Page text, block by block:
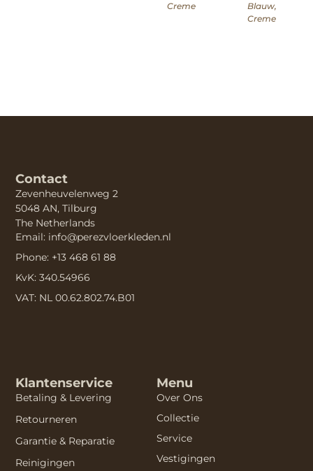
Creme Blauw,
Creme
Menu
Over Ons
Collectie
Service
Vestigingen
Klantenservice
Betaling & Levering
Retourneren
Garantie & Reparatie
Reinigingen
Contact
Zevenheuvelenweg 2
5048 AN, Tilburg
The Netherlands
Email: info@perezvloerkleden.nl
Phone: +13 468 61 88
KvK: 340.54966
VAT: NL 00.62.802.74.B01